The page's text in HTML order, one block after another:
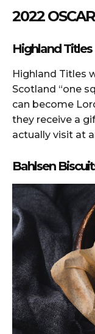
2022
Highland Titles
Highland Titles
Scotland “one
can become
they receive a
actually visit at
Bahlsen